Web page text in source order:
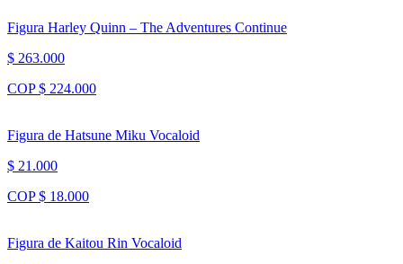
Figura Harley Quinn – The Adventures Continue
$ 263.000
COP $ 224.000
Figura de Hatsune Miku Vocaloid
$ 21.000
COP $ 18.000
Figura de Kaitou Rin Vocaloid